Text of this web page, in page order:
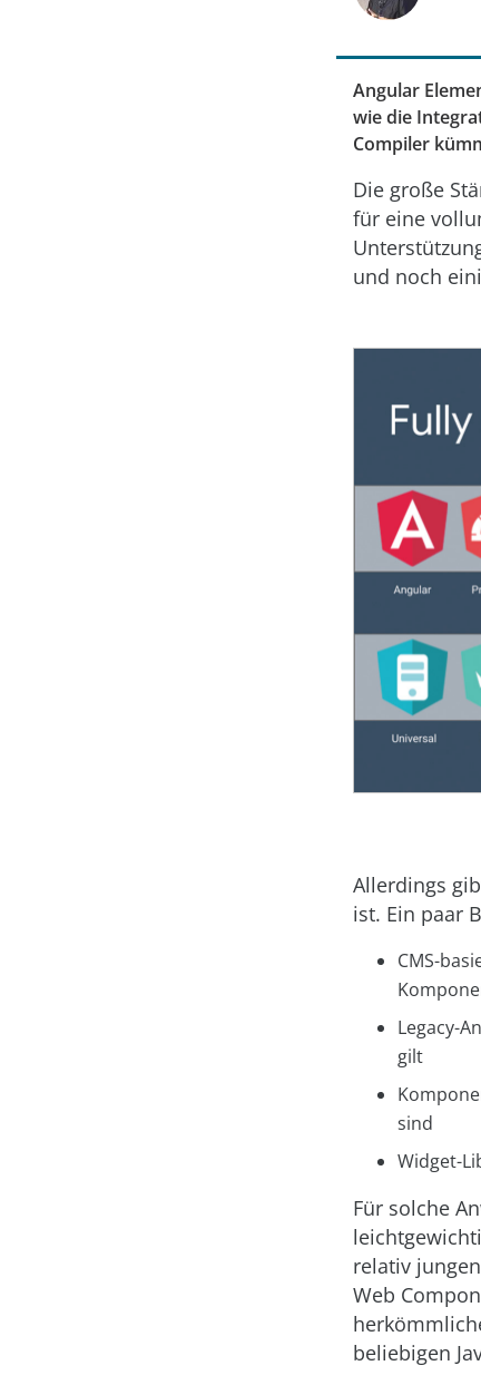
Angular
wie die
Compiler
Die große
für eine
und noch
Allerdings
ist. Ein paar
CMS-
Legacy-
gilt
sind
Widget-
Für solche
relativ
Web
beliebigen